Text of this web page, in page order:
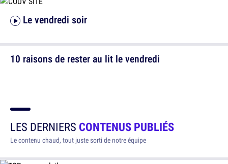
Le vendredi soir
10 raisons de rester au lit le vendredi
LES DERNIERS CONTENUS PUBLIÉS
Le contenu chaud, tout juste sorti de notre équipe